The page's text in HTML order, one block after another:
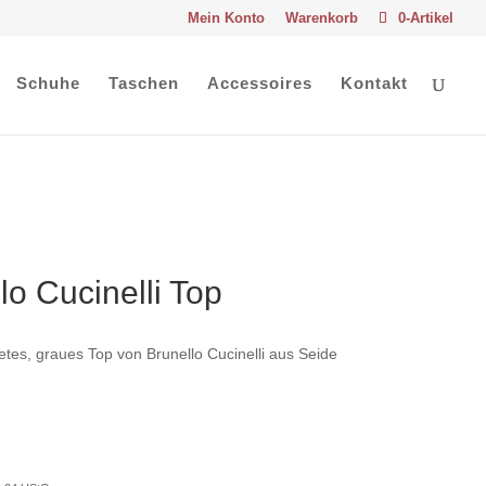
Mein Konto Warenkorb 0-Artikel
Schuhe Taschen Accessoires Kontakt
Cucinelli Top
graues Top von Brunello Cucinelli aus Seide